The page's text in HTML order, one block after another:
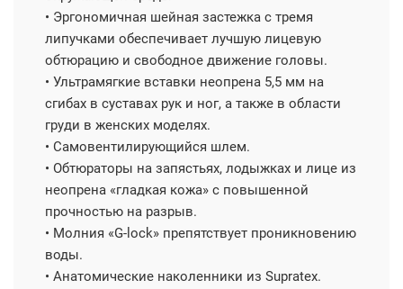
• Эргономичная шейная застежка с тремя
липучками обеспечивает лучшую лицевую
обтюрацию и свободное движение головы.
• Ультрамягкие вставки неопрена 5,5 мм на
сгибах в суставах рук и ног, а также в области
груди в женских моделях.
• Самовентилирующийся шлем.
• Обтюраторы на запястьях, лодыжках и лице из
неопрена «гладкая кожа» с повышенной
прочностью на разрыв.
• Молния «G-lock» препятствует проникновению
воды.
• Анатомические наколенники из Supratex.